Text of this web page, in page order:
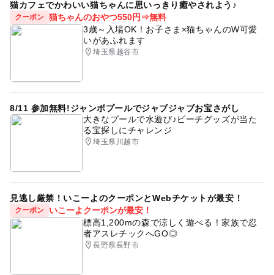
猫カフェでかわいい猫ちゃんに思いっきり癒やされよう♪
クーポン 猫ちゃんのおやつ550円⇒無料
3歳～入場OK！お子さま×猫ちゃんのW可愛
いがあふれます
埼玉県越谷市
8/11 参加無料!ジャンボプールでジャブジャブお宝さがし
大きなプールで水遊び♪ビーチグッズが当た
る宝探しにチャレンジ
埼玉県川越市
見逃し厳禁！いこーよのクーポンとWebチケットが最安！
クーポン
いこーよクーポンが最安！
標高1,200mの森で涼しく遊べる！家族で忍
者アスレチックへGO◎
長野県長野市